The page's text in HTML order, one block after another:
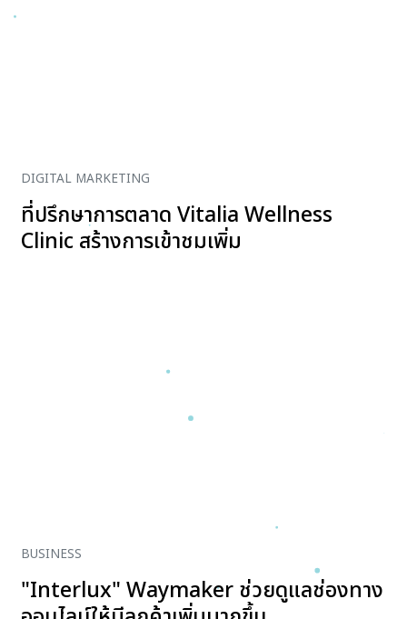
DIGITAL MARKETING
ที่ปรึกษาการตลาด Vitalia Wellness
Clinic สร้างการเข้าชมเพิ่ม
BUSINESS
"Interlux" Waymaker ช่วยดูแลช่องทาง